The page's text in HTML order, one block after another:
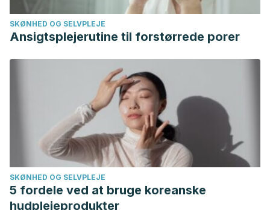
Jonker C, Geerlings MI, Schmand B. Are memory
complaints predictive for dementia? A review of clinical
and population-based studies.
Int J Geriatr Psychiatry
2000;15(11):983‐991. doi:10.1002/1099-
1166(200011)15:11<983::aid-gps238>3.0.co;2-5
Berry B. (2014). Minimizing confusion and disorientation:
cognitive support work in informal dementia caregiving.
Journal of aging studies
30, 121–130.
https://doi.org/10.1016/j.jaging.2014.05.001
SKØNHED OG SELVPLEJE
Ansigtsplejerutine til forstørrede porer
SKØNHED OG SELVPLEJE
5 fordele ved at bruge koreanske
hudplejeprodukter